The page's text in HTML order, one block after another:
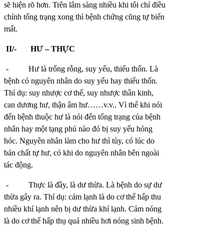
sẽ hiện rõ hơn. Trên lâm sàng nhiều khi tôi chỉ điều
chỉnh tổng trạng xong thì bệnh chứng cũng tự biến
mất.
II/- HƯ – THỰC
-
Hư là trống rỗng, suy yếu, thiếu thốn. Là
bệnh có nguyên nhân do suy yếu hay thiếu thốn.
Thí dụ: suy nhược cơ thể, suy nhược thần kinh,
can dương hư, thận âm hư……v.v.. Vì thế khi nói
đến bệnh thuộc hư là nói đến tổng trạng của bệnh
nhân hay một tạng phủ nào đó bị suy yếu hỏng
hóc. Nguyên nhân làm cho hư thì tùy, có lúc do
bản chất tự hư, có khi do nguyên nhân bên ngoài
tác động.
-
Thực là đầy, là dư thừa. Là bệnh do sự dư
thừa gây ra. Thí dụ: cảm lạnh là do cơ thể hấp thu
nhiều khí lạnh nên bị dư thừa khí lạnh. Cảm nóng
là do cơ thể hấp thụ quá nhiều hơi nóng sinh bệnh.